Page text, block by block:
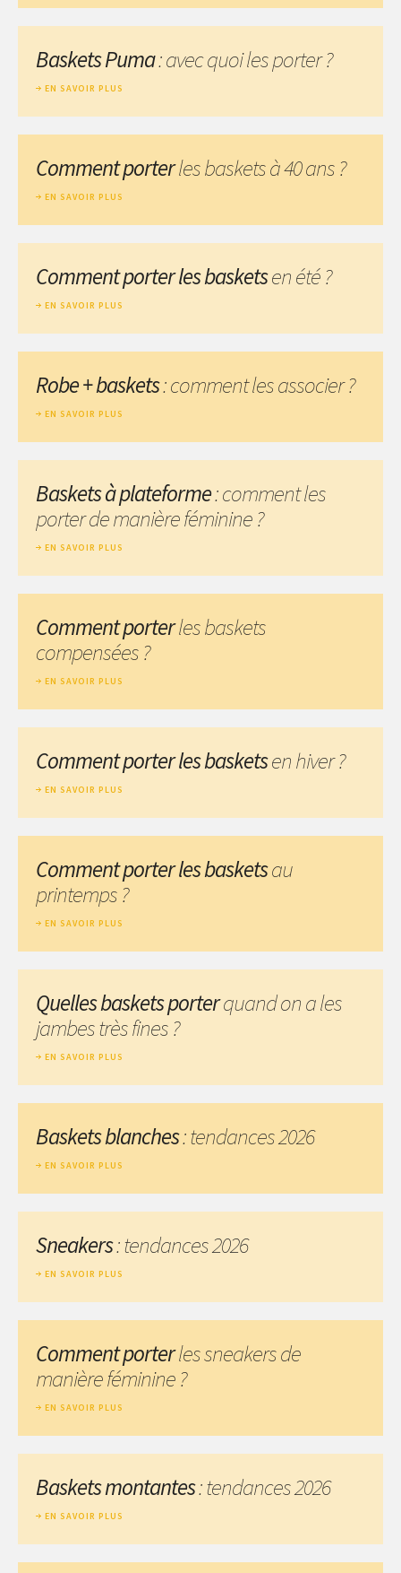
Baskets Puma: avec quoi les porter ?
EN SAVOIR PLUS
Comment porterles baskets à 40 ans ?
EN SAVOIR PLUS
Comment porter les basketsen été ?
EN SAVOIR PLUS
Robe + baskets: comment les associer ?
EN SAVOIR PLUS
Baskets à plateforme: comment les
porter de manière féminine ?
EN SAVOIR PLUS
Comment porterles baskets
compensées ?
EN SAVOIR PLUS
Comment porter les basketsen hiver ?
EN SAVOIR PLUS
Comment porter les basketsau
printemps ?
EN SAVOIR PLUS
Quelles baskets porterquand on a les
jambes très fines ?
EN SAVOIR PLUS
Baskets blanches: tendances 2026
EN SAVOIR PLUS
Sneakers: tendances 2026
EN SAVOIR PLUS
Comment porterles sneakers de
manière féminine ?
EN SAVOIR PLUS
Baskets montantes: tendances 2026
EN SAVOIR PLUS